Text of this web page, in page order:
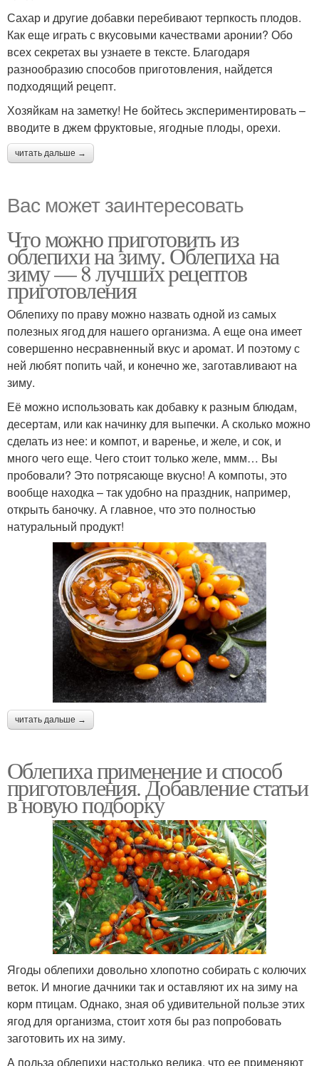
Сахар и другие добавки перебивают терпкость плодов.
Как еще играть с вкусовыми качествами аронии? Обо
всех секретах вы узнаете в тексте. Благодаря
разнообразию способов приготовления, найдется
подходящий рецепт.
Хозяйкам на заметку! Не бойтесь экспериментировать –
вводите в джем фруктовые, ягодные плоды, орехи.
читать дальше →
Вас может заинтересовать
Что можно приготовить из
облепихи на зиму. Облепиха на
зиму — 8 лучших рецептов
приготовления
Облепиху по праву можно назвать одной из самых
полезных ягод для нашего организма. А еще она имеет
совершенно несравненный вкус и аромат. И поэтому с
ней любят попить чай, и конечно же, заготавливают на
зиму.
Её можно использовать как добавку к разным блюдам,
десертам, или как начинку для выпечки. А сколько можно
сделать из нее: и компот, и варенье, и желе, и сок, и
много чего еще. Чего стоит только желе, ммм… Вы
пробовали? Это потрясающе вкусно! А компоты, это
вообще находка – так удобно на праздник, например,
открыть баночку. А главное, что это полностью
натуральный продукт!
читать дальше →
Облепиха применение и способ
приготовления. Добавление статьи
в новую подборку
Ягоды облепихи довольно хлопотно собирать с колючих
веток. И многие дачники так и оставляют их на зиму на
корм птицам. Однако, зная об удивительной пользе этих
ягод для организма, стоит хотя бы раз попробовать
заготовить их на зиму.
А польза облепихи настолько велика, что ее применяют